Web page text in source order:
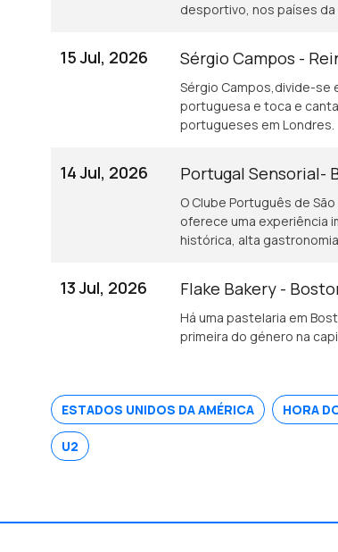
desportivo, nos países da
15 Jul, 2026 Sérgio Campos -
Sérgio Campos,divide-se
portuguesa e toca e
portugueses em Londres.
14 Jul, 2026 Portugal Sensorial-
O Clube Português de
oferece uma experiência
histórica, alta
13 Jul, 2026 Flake Bakery -
Há uma pastelaria em
primeira do género na
ESTADOS UNIDOS DA AMÉRICA HORA
U2